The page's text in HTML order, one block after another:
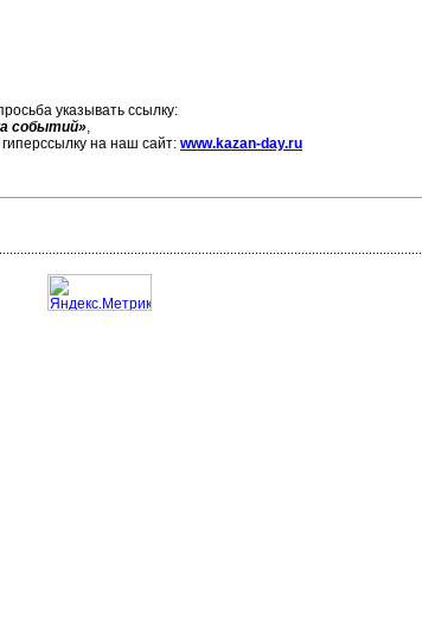
указывать ссылку:
событий»,
на наш сайт: www.kazan-day.ru